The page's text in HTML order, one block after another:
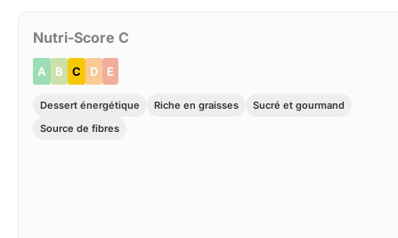
Nutri-Score C
A B C D E
Dessert énergétique Riche en graisses
Sucré et gourmand
Source de fibres